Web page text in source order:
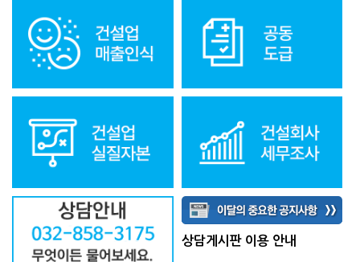
상담게시판 이용 안내